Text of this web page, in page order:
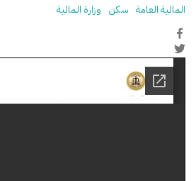
المالية العامة سكن وزارة المالية